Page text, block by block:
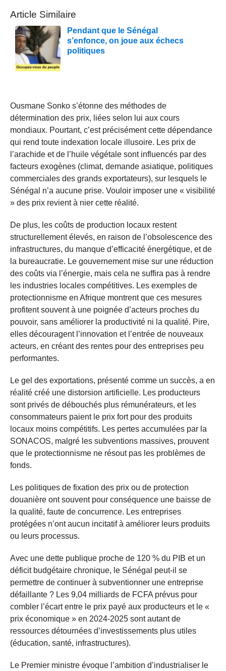
Article Similaire
Pendant que le Sénégal
s’enfonce, on joue aux échecs
politiques
Ousmane Sonko s’étonne des méthodes de
détermination des prix, liées selon lui aux cours
mondiaux. Pourtant, c’est précisément cette dépendance
qui rend toute indexation locale illusoire. Les prix de
l’arachide et de l’huile végétale sont influencés par des
facteurs exogènes (climat, demande asiatique, politiques
commerciales des grands exportateurs), sur lesquels le
Sénégal n’a aucune prise. Vouloir imposer une « visibilité
» des prix revient à nier cette réalité.
De plus, les coûts de production locaux restent
structurellement élevés, en raison de l’obsolescence des
infrastructures, du manque d’efficacité énergétique, et de
la bureaucratie. Le gouvernement mise sur une réduction
des coûts via l’énergie, mais cela ne suffira pas à rendre
les industries locales compétitives. Les exemples de
protectionnisme en Afrique montrent que ces mesures
profitent souvent à une poignée d’acteurs proches du
pouvoir, sans améliorer la productivité ni la qualité. Pire,
elles découragent l’innovation et l’entrée de nouveaux
acteurs, en créant des rentes pour des entreprises peu
performantes.
Le gel des exportations, présenté comme un succès, a en
réalité créé une distorsion artificielle. Les producteurs
sont privés de débouchés plus rémunérateurs, et les
consommateurs paient le prix fort pour des produits
locaux moins compétitifs. Les pertes accumulées par la
SONACOS, malgré les subventions massives, prouvent
que le protectionnisme ne résout pas les problèmes de
fonds.
Les politiques de fixation des prix ou de protection
douanière ont souvent pour conséquence une baisse de
la qualité, faute de concurrence. Les entreprises
protégées n’ont aucun incitatif à améliorer leurs produits
ou leurs processus.
Avec une dette publique proche de 120 % du PIB et un
déficit budgétaire chronique, le Sénégal peut-il se
permettre de continuer à subventionner une entreprise
défaillante ? Les 9,04 milliards de FCFA prévus pour
combler l’écart entre le prix payé aux producteurs et le «
prix économique » en 2024-2025 sont autant de
ressources détournées d’investissements plus utiles
(éducation, santé, infrastructures).
Le Premier ministre évoque l’ambition d’industrialiser le